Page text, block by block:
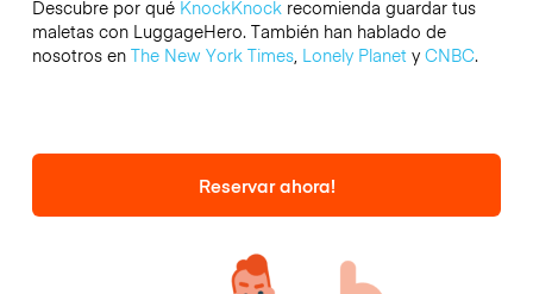
Descubre por qué KnockKnockrecomienda guardar tus
maletas con LuggageHero. También han hablado de
nosotros en The New York Times, Lonely Planety CNBC.
Reservar ahora!